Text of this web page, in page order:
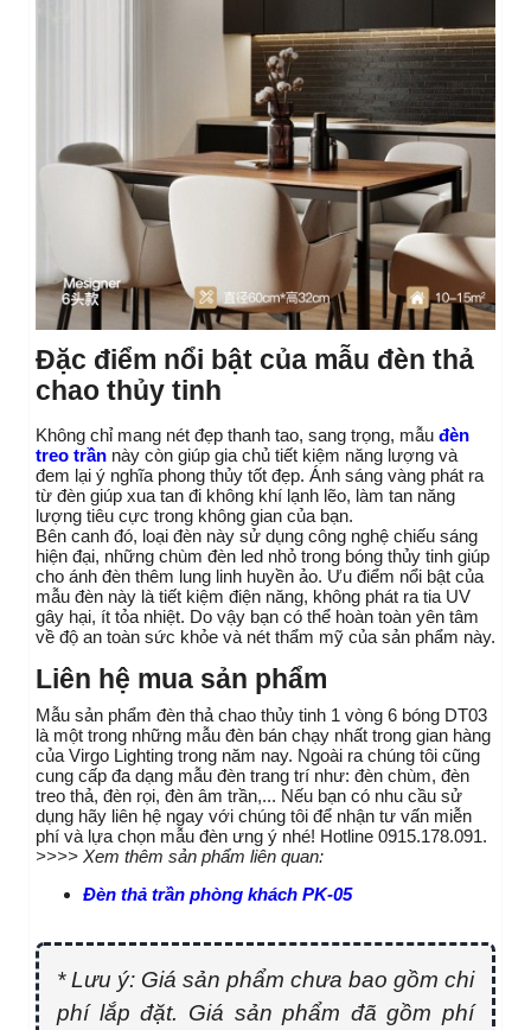
Đặc điểm nổi bật của mẫu đèn thả
chao thủy tinh
Không chỉ mang nét đẹp thanh tao, sang trọng, mẫu đèn
treo trần này còn giúp gia chủ tiết kiệm năng lượng và
đem lại ý nghĩa phong thủy tốt đẹp. Ánh sáng vàng phát ra
từ đèn giúp xua tan đi không khí lạnh lẽo, làm tan năng
lượng tiêu cực trong không gian của bạn.
Bên canh đó, loại đèn này sử dụng công nghệ chiếu sáng
hiện đại, những chùm đèn led nhỏ trong bóng thủy tinh giúp
cho ánh đèn thêm lung linh huyền ảo. Ưu điểm nổi bật của
mẫu đèn này là tiết kiệm điện năng, không phát ra tia UV
gây hại, ít tỏa nhiệt. Do vậy bạn có thể hoàn toàn yên tâm
về độ an toàn sức khỏe và nét thẩm mỹ của sản phẩm này.
Liên hệ mua sản phẩm
Mẫu sản phẩm đèn thả chao thủy tinh 1 vòng 6 bóng DT03
là một trong những mẫu đèn bán chạy nhất trong gian hàng
của Virgo Lighting trong năm nay. Ngoài ra chúng tôi cũng
cung cấp đa dạng mẫu đèn trang trí như: đèn chùm, đèn
treo thả, đèn rọi, đèn âm trần,... Nếu bạn có nhu cầu sử
dụng hãy liên hệ ngay với chúng tôi để nhận tư vấn miễn
phí và lựa chọn mẫu đèn ưng ý nhé! Hotline 0915.178.091.
>>>> Xem thêm sản phẩm liên quan:
Đèn thả trần phòng khách PK-05
* Lưu ý: Giá sản phẩm chưa bao gồm chi
phí lắp đặt. Giá sản phẩm đã gồm phí